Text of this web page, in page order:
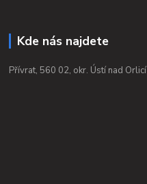
Kde nás najdete
Přívrat, 560 02, okr. Ústí nad Orlicí